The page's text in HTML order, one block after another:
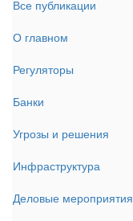
Все публикации
О главном
Регуляторы
Банки
Угрозы и решения
Инфраструктура
Деловые мероприятия